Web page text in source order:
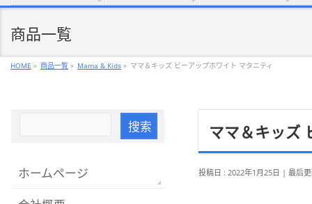
商品一覧
HOME » 商品一覧 » Mama & Kids » ママ＆キッズ ビーアップホワイト マタニティ
ママ＆キッズ
投稿日 : 2022年1月25日 最后
ホームページ